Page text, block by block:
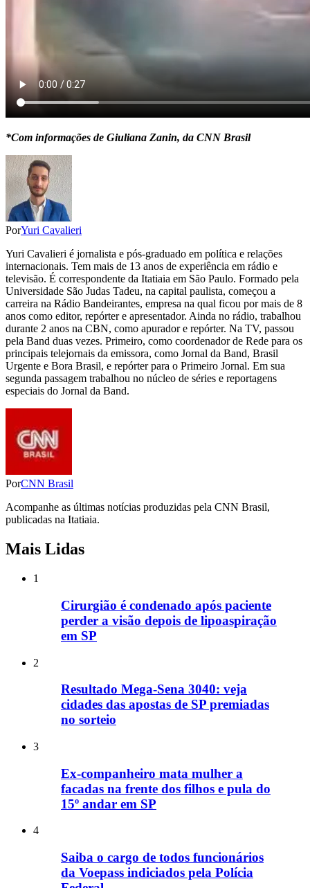
*Com informações de Giuliana Zanin, da CNN Brasil
PorYuri Cavalieri
Yuri Cavalieri é jornalista e pós-graduado em política e relações
internacionais. Tem mais de 13 anos de experiência em rádio e
televisão. É correspondente da Itatiaia em São Paulo. Formado pela
Universidade São Judas Tadeu, na capital paulista, começou a
carreira na Rádio Bandeirantes, empresa na qual ficou por mais de 8
anos como editor, repórter e apresentador. Ainda no rádio, trabalhou
durante 2 anos na CBN, como apurador e repórter. Na TV, passou
pela Band duas vezes. Primeiro, como coordenador de Rede para os
principais telejornais da emissora, como Jornal da Band, Brasil
Urgente e Bora Brasil, e repórter para o Primeiro Jornal. Em sua
segunda passagem trabalhou no núcleo de séries e reportagens
especiais do Jornal da Band.
PorCNN Brasil
Acompanhe as últimas notícias produzidas pela CNN Brasil,
publicadas na Itatiaia.
Mais Lidas
1
Cirurgião é condenado após paciente
perder a visão depois de lipoaspiração
em SP
2
Resultado Mega-Sena 3040: veja
cidades das apostas de SP premiadas
no sorteio
3
Ex-companheiro mata mulher a
facadas na frente dos filhos e pula do
15º andar em SP
4
Saiba o cargo de todos funcionários
da Voepass indiciados pela Polícia